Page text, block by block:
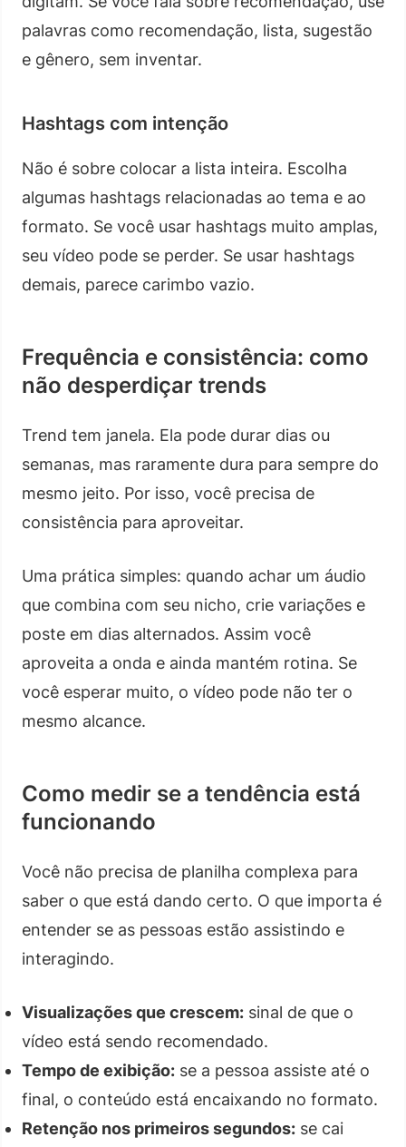
palavras como recomendação, lista, sugestão
e gênero, sem inventar.
Hashtags com intenção
Não é sobre colocar a lista inteira. Escolha
algumas hashtags relacionadas ao tema e ao
formato. Se você usar hashtags muito amplas,
seu vídeo pode se perder. Se usar hashtags
demais, parece carimbo vazio.
Frequência e consistência: como
não desperdiçar trends
Trend tem janela. Ela pode durar dias ou
semanas, mas raramente dura para sempre do
mesmo jeito. Por isso, você precisa de
consistência para aproveitar.
Uma prática simples: quando achar um áudio
que combina com seu nicho, crie variações e
poste em dias alternados. Assim você
aproveita a onda e ainda mantém rotina. Se
você esperar muito, o vídeo pode não ter o
mesmo alcance.
Como medir se a tendência está
funcionando
Você não precisa de planilha complexa para
saber o que está dando certo. O que importa é
entender se as pessoas estão assistindo e
interagindo.
Visualizações que crescem: sinal de que o
vídeo está sendo recomendado.
Tempo de exibição: se a pessoa assiste até o
final, o conteúdo está encaixando no formato.
Retenção nos primeiros segundos: se cai